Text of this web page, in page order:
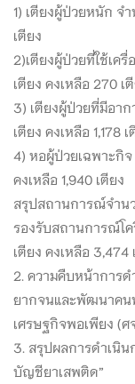
1) เตียงผู้ป่วยหนัก จำ
เตียง
2)เตียงผู้ป่วยที่ใช้เครื่
เตียง คงเหลือ 270 เ
3) เตียงผู้ป่วยที่มีอาก
เตียง คงเหลือ 1,178 เ
4) หอผู้ป่วยเฉพาะกิจ
คงเหลือ 1,940 เตียง
สรุปสถานการณ์จำน
รองรับสถานการณ์โค
เตียง คงเหลือ 3,474
2. ความคืบหน้าการ
ยากจนและพัฒนาคน
เศรษฐกิจพอเพียง (ศ
3. สรุปผลการดำเนิ
บัญชียาเสพติด”